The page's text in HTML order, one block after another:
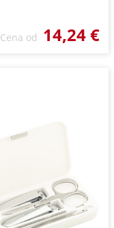
Cena od 14,24 €